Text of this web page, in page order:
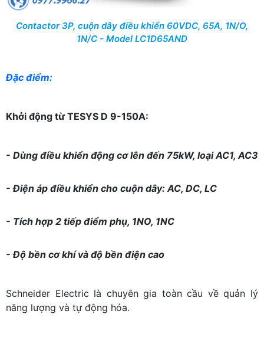
Contactor 3P, cuộn dây điều khiển 60VDC, 65A, 1N/O,
1N/C - Model LC1D65AND
Đặc điểm:
Khởi động từ TESYS D 9-150A:
- Dùng điều khiển động cơ lên đến 75kW, loại AC1, AC3
- Điện áp điều khiển cho cuộn dây: AC, DC, LC
- Tích hợp 2 tiếp điểm phụ, 1NO, 1NC
- Độ bền cơ khí và độ bền điện cao
Schneider Electric là chuyên gia toàn cầu về quản lý
năng lượng và tự động hóa.